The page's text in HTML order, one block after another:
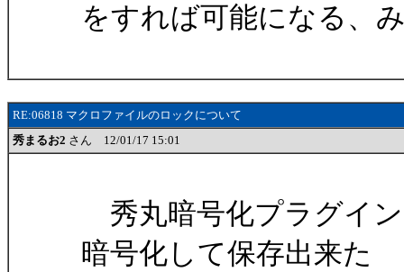
をすれば可能になる、
RE:06818 マクロファイルのロックについて
秀まるお2 さん 12/01/17 15:01
秀丸暗号化プラグイ
暗号化して保存出来た